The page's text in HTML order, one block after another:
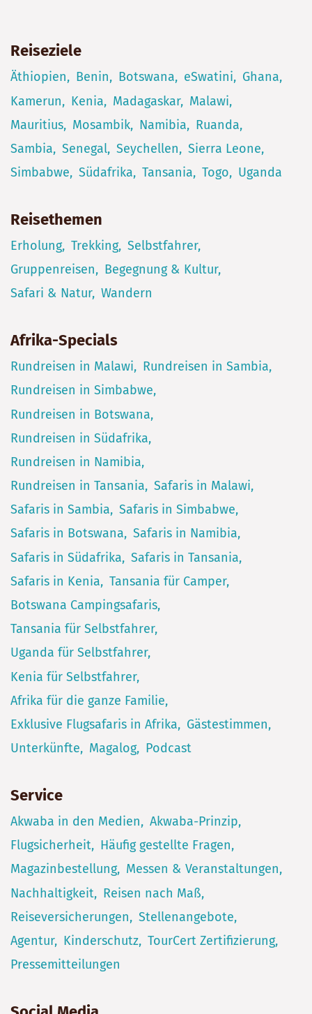
Reiseziele
Äthiopien Benin Botswana eSwatini
Ghana
Kamerun
Kenia Madagaskar
Malawi
Mauritius
Mosambik Namibia
Ruanda
Sambia
Senegal Seychellen
Sierra Leone
Simbabwe
Südafrika Tansania Togo Uganda
Reisethemen
Erholung Trekking Selbstfahrer
Gruppenreisen
Begegnung & Kultur
Safari & Natur Wandern
Afrika-Specials
Rundreisen in Malawi
Rundreisen in Sambia
Rundreisen in Simbabwe
Rundreisen in Botswana
Rundreisen in Südafrika
Rundreisen in Namibia
Rundreisen in Tansania
Safaris in Malawi
Safaris in Sambia
Safaris in Simbabwe
Safaris in Botswana
Safaris in Namibia
Safaris in Südafrika
Safaris in Tansania
Safaris in Kenia
Tansania für Camper
Botswana Campingsafaris
Tansania für Selbstfahrer
Uganda für Selbstfahrer
Kenia für Selbstfahrer
Afrika für die ganze Familie
Exklusive Flugsafaris in Afrika
Gästestimmen
Unterkünfte
Magalog Podcast
Service
Akwaba in den Medien
Akwaba-Prinzip
Flugsicherheit
Häufig gestellte Fragen
Magazinbestellung
Messen & Veranstaltungen
Nachhaltigkeit
Reisen nach Maß
Reiseversicherungen
Stellenangebote
Agentur
Kinderschutz TourCert Zertifizierung
Pressemitteilungen